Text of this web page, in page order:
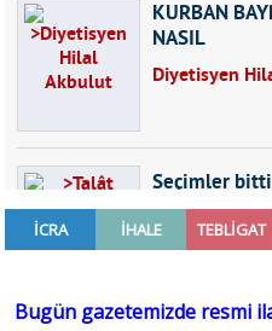
KURBAN
NASIL
Diyetisyen
Seçimler
Talât Yörük